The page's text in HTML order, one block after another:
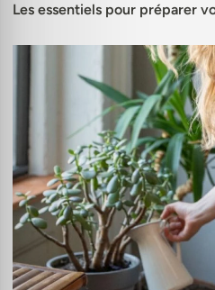
Les essentiels pour préparer